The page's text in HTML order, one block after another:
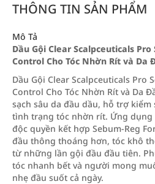
THÔNG TIN SẢN PHẨM
Mô Tả
Dầu Gội Clear Scalpceuticals
Control Cho Tóc Nhờn Rít và Da
Dầu Gội Clear Scalpceuticals Pro
Control Cho Tóc Nhờn Rít và Da
sạch sâu da đầu dầu, hỗ trợ
tình trạng tóc nhờn rít. Ứng dụng
độc quyền kết hợp Sebum‑Reg
đầu thông thoáng hơn, tóc khô
từ những lần gội đầu đầu tiên.
tóc nhanh bết và người mong
nhẹ đầu suốt cả ngày.